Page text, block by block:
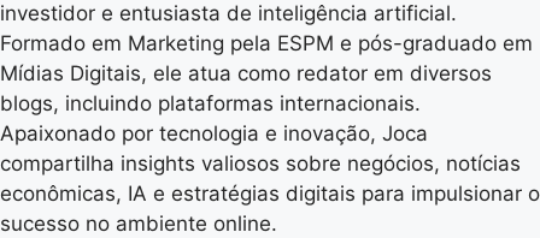
investidor e entusiasta de inteligência artificial.
Formado em Marketing pela ESPM e pós-graduado em
Mídias Digitais, ele atua como redator em diversos
blogs, incluindo plataformas internacionais.
Apaixonado por tecnologia e inovação, Joca
compartilha insights valiosos sobre negócios, notícias
econômicas, IA e estratégias digitais para impulsionar o
sucesso no ambiente online.